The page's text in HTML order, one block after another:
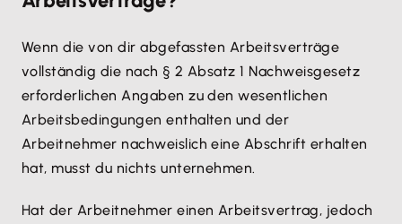
Wenn die von dir abgefassten Arbeitsverträge
vollständig die nach § 2 Absatz 1 Nachweisgesetz
erforderlichen Angaben zu den wesentlichen
Arbeitsbedingungen enthalten und der
Arbeitnehmer nachweislich eine Abschrift erhalten
hat, musst du nichts unternehmen.
Hat der Arbeitnehmer einen Arbeitsvertrag, jedoch